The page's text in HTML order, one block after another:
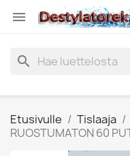

search
Etusivulle Tislaaja
RUOSTUMATON 60